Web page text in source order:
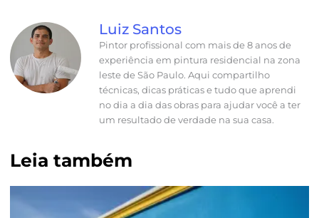
Luiz Santos
Pintor profissional com mais de 8 anos de
experiência em pintura residencial na zona
leste de São Paulo. Aqui compartilho
técnicas, dicas práticas e tudo que aprendi
no dia a dia das obras para ajudar você a ter
um resultado de verdade na sua casa.
Leia também